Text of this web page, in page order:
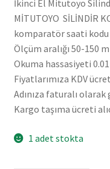
İkinci El Mitutoyo
MİTUTOYO SİLİNDİR
komparatör saati
Ölçüm aralığı 50-150
Okuma hassasiyeti
Fiyatlarımıza KDV
Adınıza faturalı
Kargo taşıma ücreti
1 adet stokta